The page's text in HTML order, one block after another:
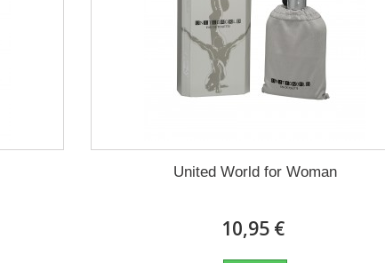
United World for Woman
10,95 €